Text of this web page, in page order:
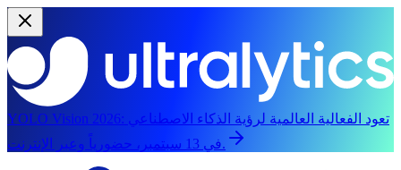
YOLO Vision 2026: تعود الفعالية العالمية لرؤية الذكاء الاصطناعي
في 13 سبتمبر، حضورياً وعبر الإنترنت.